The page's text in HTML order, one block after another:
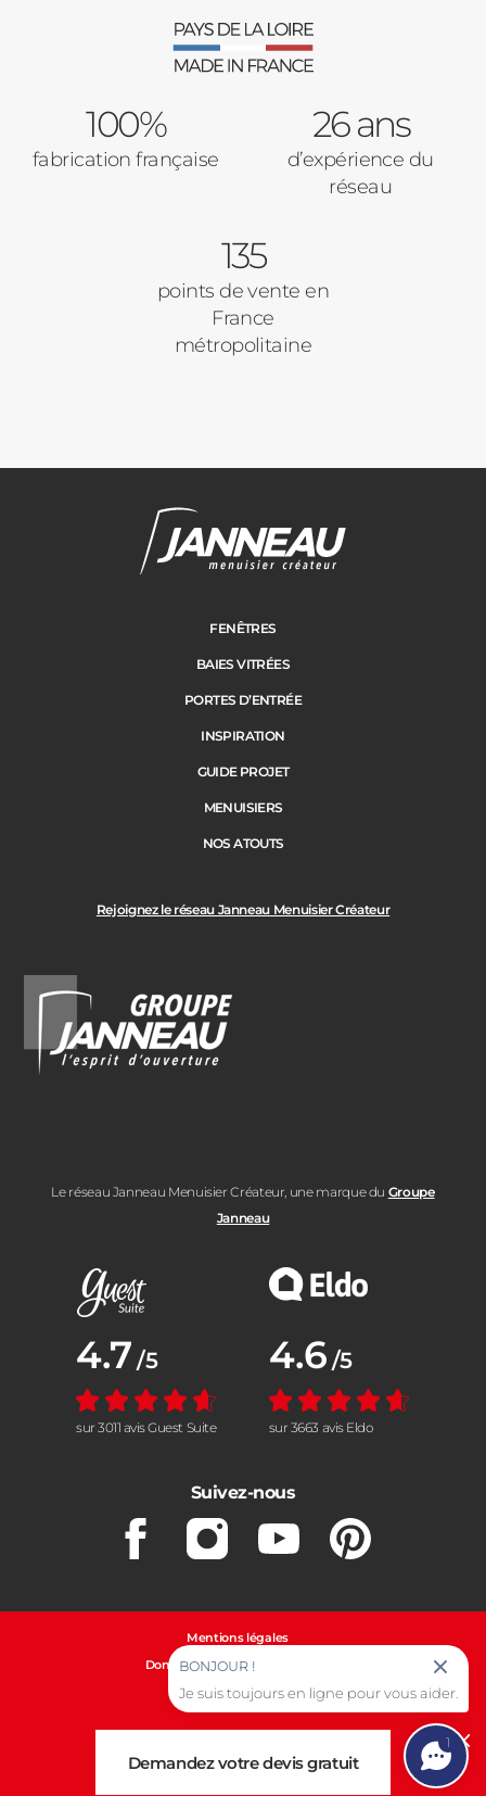
Verrière intérieures
Baies Vitrées
Volets Roulants
Pergolas
Cloture
Suivant
Pavillon
Adresse des travaux
Code Postal des travaux
100%
fabrication française
26 ans
d’expérience du
réseau
135
points de vente en
France
métropolitaine
Rejoignez le réseau Janneau Menuisier Créateur
Le réseau Janneau Menuisier Créateur, une marque du Groupe
Janneau
FENÊTRES
BAIES VITRÉES
PORTES D’ENTRÉE
INSPIRATION
GUIDE PROJET
MENUISIERS
NOS ATOUTS
Note moyenne :
4.7 /5
sur 3011 avis Guest Suite
Note moyenne :
4.6 /5
sur 3663 avis Eldo
Suivez-nous
FacebookInstagramYoutubePinterest
Mentions légales
Données personnelles et cookies
Gestion des cookies
Demandez votre devis gratuit
1
BONJOUR !
Je suis toujours en ligne pour vous aider.